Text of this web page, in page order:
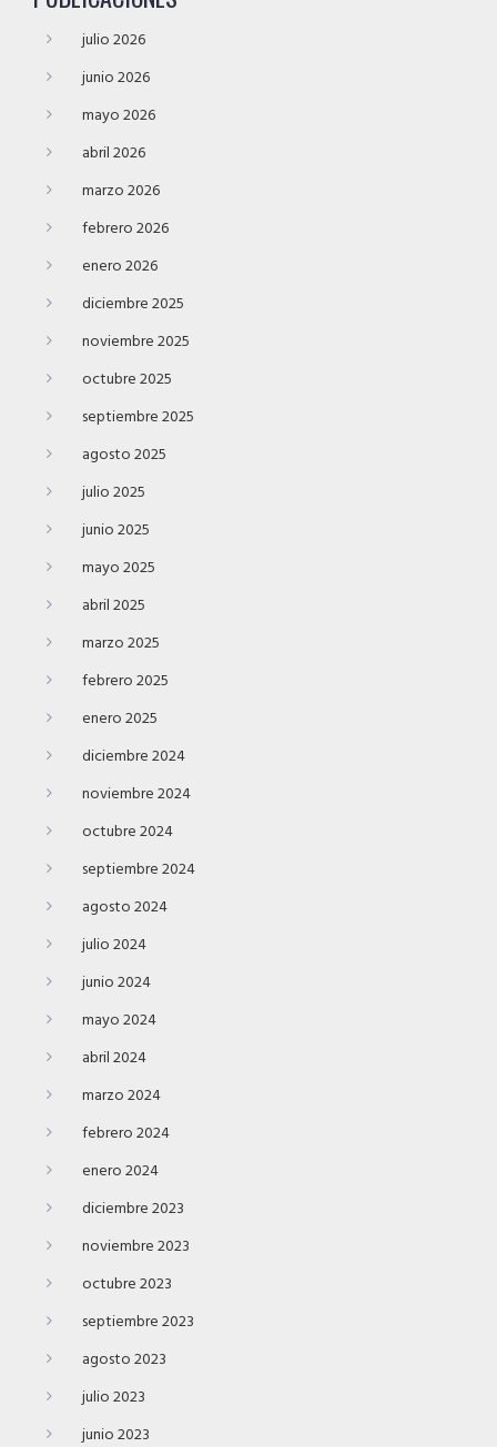
julio 2026
junio 2026
mayo 2026
abril 2026
marzo 2026
febrero 2026
enero 2026
diciembre 2025
noviembre 2025
octubre 2025
septiembre 2025
agosto 2025
julio 2025
junio 2025
mayo 2025
abril 2025
marzo 2025
febrero 2025
enero 2025
diciembre 2024
noviembre 2024
octubre 2024
septiembre 2024
agosto 2024
julio 2024
junio 2024
mayo 2024
abril 2024
marzo 2024
febrero 2024
enero 2024
diciembre 2023
noviembre 2023
octubre 2023
septiembre 2023
agosto 2023
julio 2023
junio 2023